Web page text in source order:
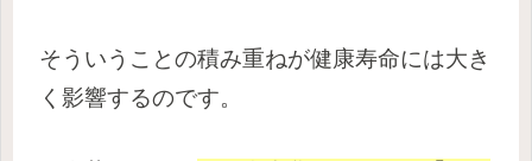
そういうことの積み重ねが健康寿命には大き
く影響するのです。